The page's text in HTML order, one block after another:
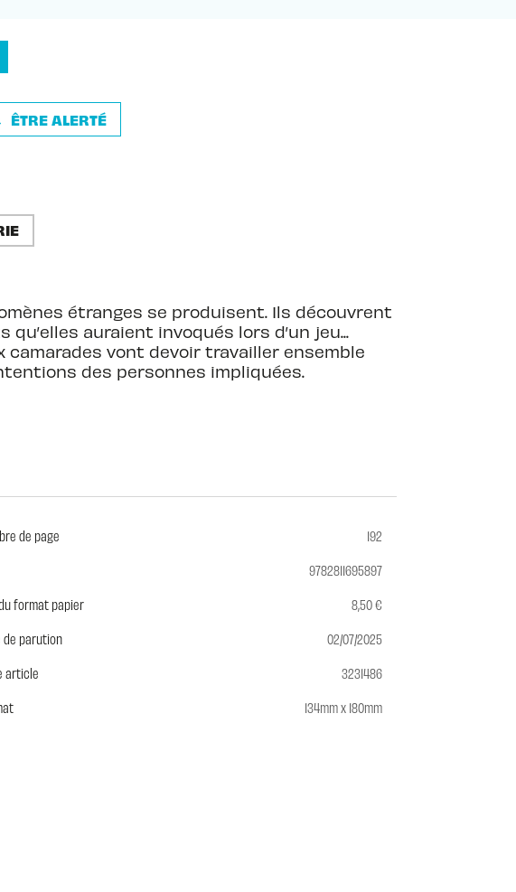
ÊTRE ALERTÉ
étranges se produisent. Ils découvrent
auraient invoqués lors d’un jeu...
camarades vont devoir travailler ensemble
des personnes impliquées.
de page
192
9782811695897
format papier
8,50 €
de parution
02/07/2025
article
3231486
134mm x 180mm